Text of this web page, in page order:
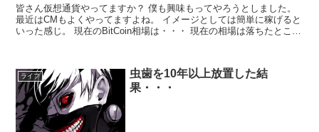
皆さん仮想通貨やってますか？ 僕も興味もってやろうとしました。
最近はCMもよくやってますよね。 イメージとしては簡単に稼げると
いった感じ。 現在のBitCoin相場は・・・ 現在の相場は落ちたとこで
ライフ
虫歯を10年以上放置した結
果・・・